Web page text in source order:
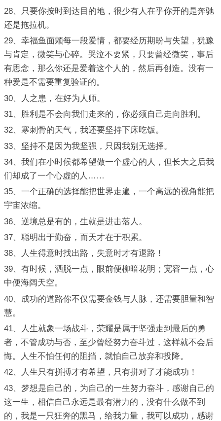
28、只要你按时到达目的地，很少有人在乎你开的是奔驰
还是拖拉机。
29、幸福鱼面颊每一段爱情，都要经历期盼与失望，犹豫
与肯定，微笑与心碎。哭泣不要紧，只要曾经微笑，事后
有思念，那么你还是爱着这个人的，然后再创造。没有一
种爱是不需要重复验证的。
30、人之患，在好为人师。
31、胜利是不会向我们走来的，你必须自己走向胜利。
32、寒刺骨的天气，我还要坚持下床吃饭。
33、坚持不是因为我坚强，只因我别无选择。
34、我们在小时候都希望做一个虚心的人，但长大之后我
们却成了一个心虚的人……
35、一个正确的选择能把世界走遍，一个高远的视角能把
宇宙浓缩。
36、逆境总是有的，生就是进击落人。
37、聪明出于勤奋，而天才在于积累。
38、人生得意时找出路，失意时才有退路！
39、有时候，洒脱一点，眼前便柳暗花明；宽容一点，心
中便海阔天空。
40、成功的道路你不仅需要金钱与人脉，还需要胆量和智
慧。
41、人生就象一场战斗，荣耀是属于坚强走到最后的勇
者，不管成功与否，至少曾经努力奋斗过，这样就不会后
悔。人生不怕任何的阻挡，就怕自己放弃和投降。
42、人生只有拼搏才有希望，只有拼对了才能成功！
43、梦想是自己的，为自己的一生努力奋斗，感谢自己的
这一生，相信自己永远是最有潜力的，没有什么做不到
的，我是一只狂奔的黑马，给我力量，我可以成功，感谢